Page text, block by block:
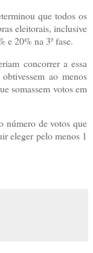
que todos os
eleitorais, inclusive
e 20% na 3ª fase.
concorrer a essa
ao menos
somassem votos em
número de votos que
eleger pelo menos 1